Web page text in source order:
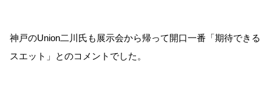
神戸のUnion二川氏も展示会から帰って開口一番「期待できる
スエット」とのコメントでした。